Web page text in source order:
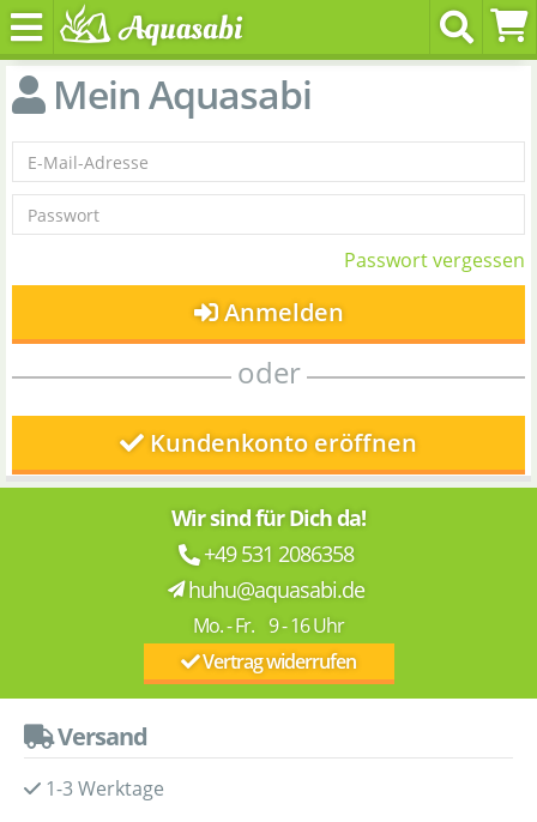
Mein Aquasabi
Passwort vergessen
Anmelden
oder
Kundenkonto eröffnen
Wir sind für Dich da!
+49 531 2086358
huhu@aquasabi.de
Mo. - Fr. 9 - 16 Uhr
Vertrag widerrufen
Versand
1-3 Werktage